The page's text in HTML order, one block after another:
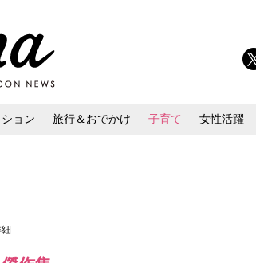
ョン 旅行＆おでかけ 子育て 女性活躍